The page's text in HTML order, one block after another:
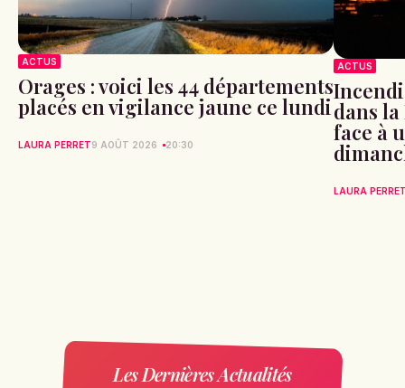
ACTUS
Orages : voici les 44 départements
placés en vigilance jaune ce lundi
LAURA PERRET9 AOÛT 2026 20:30
ACTUS
dans
face à
LAURA
Les Dernières Actualités